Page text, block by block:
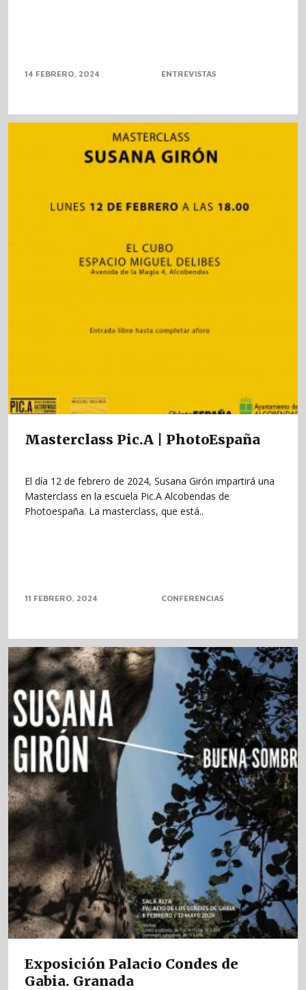
14 FEBRERO, 2024 ENTREVISTAS
Masterclass Pic.A | PhotoEspaña
El día 12 de febrero de 2024, Susana Girón impartirá una
Masterclass en la escuela Pic.A Alcobendas de
Photoespaña. La masterclass, que está..
11 FEBRERO, 2024 CONFERENCIAS
Exposición Palacio Condes de
Gabia. Granada